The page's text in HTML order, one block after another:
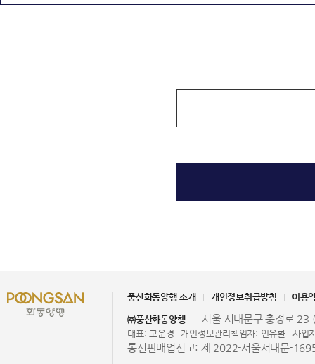
풍산화동양행 소개 개인정보취급방침 이용
㈜풍산화동양행 서울 서대문구 충정로 23
대표: 고운경 개인정보관리책임자: 인유환 사업
통신판매업신고: 제 2022-서울서대문-